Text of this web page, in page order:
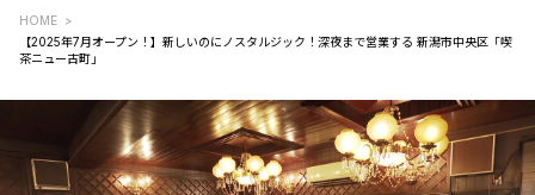
HOME
【2025年7月オープン！】新しいのにノスタルジック！深夜まで営業する 新潟市中央区「喫
茶ニュー古町」